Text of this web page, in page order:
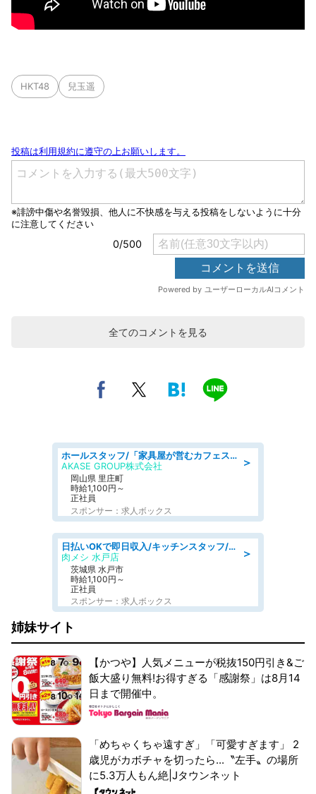
HKT48 兒玉遥
全てのコメントを見る
＞
ホールスタッフ/「家具屋が営むカフェスタッフ!」週2日～OK!嬉しいまかない付き/岡山県/浅口郡里庄町
AKASE GROUP株式会社
岡山県 里庄町
時給1,100円～
正社員
スポンサー：求人ボックス
＞
日払いOKで即日収入/キッチンスタッフ/「原付免許必須」デリバリー業務など、自己成長可能な幅広い仕事に挑戦!髪型自由&ピアス・ネイルOK/茨城県/水戸市
肉メシ 水戸店
茨城県 水戸市
時給1,100円～
正社員
スポンサー：求人ボックス
姉妹サイト
【かつや】人気メニューが税抜150円引き&ご
飯大盛り無料!お得すぎる「感謝祭」は8月14
日まで開催中。
「めちゃくちゃ遠すぎ」「可愛すぎます」 2
歳児がカボチャを切ったら...〝左手〟の場所
に5.3万人もん絶|Jタウンネット